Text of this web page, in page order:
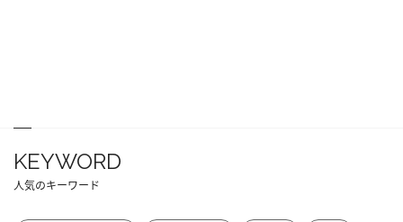
KEYWORD
人気のキーワード